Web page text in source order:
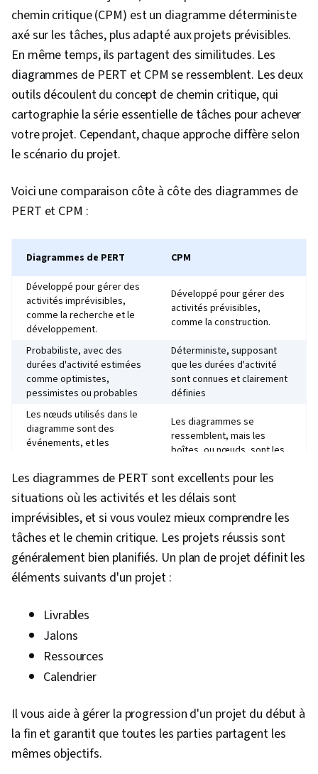
chemin critique (CPM) est un diagramme déterministe
axé sur les tâches, plus adapté aux projets prévisibles.
En même temps, ils partagent des similitudes. Les
diagrammes de PERT et CPM se ressemblent. Les deux
outils découlent du concept de chemin critique, qui
cartographie la série essentielle de tâches pour achever
votre projet. Cependant, chaque approche diffère selon
le scénario du projet.
Voici une comparaison côte à côte des diagrammes de
PERT et CPM :
Diagrammes de PERT CPM
Développé pour gérer des
activités imprévisibles,
comme la recherche et le
développement.
Développé pour gérer des
activités prévisibles,
comme la construction.
Probabiliste, avec des
durées d'activité estimées
comme optimistes,
pessimistes ou probables
Déterministe, supposant
que les durées d'activité
sont connues et clairement
définies
Les nœuds utilisés dans le
diagramme sont des
événements, et les
tâches.
Les diagrammes se
ressemblent, mais les
boîtes, ou nœuds, sont les
Se concentre sur l'activité
excellent pour examiner le
projet du point de vue du
client du projet.
Axé sur les tâches, et donc
considérer les tâches du
point de vue des personnes
qui les réalisent.
Les diagrammes de PERT sont excellents pour les
situations où les activités et les délais sont
imprévisibles, et si vous voulez mieux comprendre les
tâches et le chemin critique. Les projets réussis sont
généralement bien planifiés. Un plan de projet définit les
éléments suivants d'un projet :
Livrables
Jalons
Ressources
Calendrier
Il vous aide à gérer la progression d'un projet du début à
la fin et garantit que toutes les parties partagent les
mêmes objectifs.